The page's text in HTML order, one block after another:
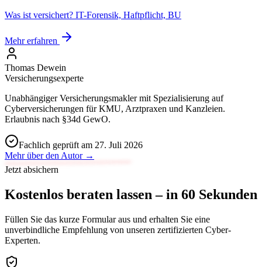
Was ist versichert? IT-Forensik, Haftpflicht, BU
Mehr erfahren
Thomas Dewein
Versicherungsexperte
Unabhängiger Versicherungsmakler mit Spezialisierung auf
Cyberversicherungen für KMU, Arztpraxen und Kanzleien.
Erlaubnis nach §34d GewO.
Fachlich geprüft am 27. Juli 2026
Mehr über den Autor →
Jetzt absichern
Kostenlos beraten lassen –in 60 Sekunden
Füllen Sie das kurze Formular aus und erhalten Sie eine
unverbindliche Empfehlung von unseren zertifizierten Cyber-
Experten.